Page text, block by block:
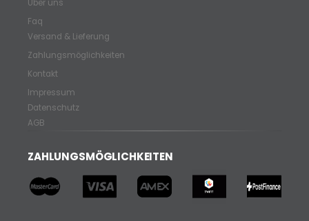
Über uns
Faq
Versand & Lieferung
Zahlungsmöglichkeiten
Kontakt
Impressum
Datenschutz
AGB
ZAHLUNGSMÖGLICHKEITEN